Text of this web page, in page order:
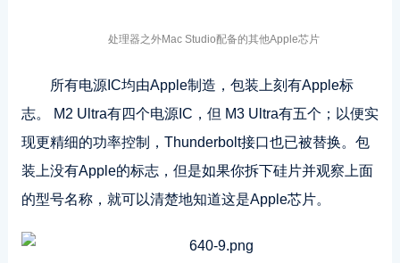
处理器之外Mac Studio配备的其他Apple芯片
所有电源IC均由Apple制造，包装上刻有Apple标
志。 M2 Ultra有四个电源IC，但 M3 Ultra有五个；以便实
现更精细的功率控制，Thunderbolt接口也已被替换。包
装上没有Apple的标志，但是如果你拆下硅片并观察上面
的型号名称，就可以清楚地知道这是Apple芯片。